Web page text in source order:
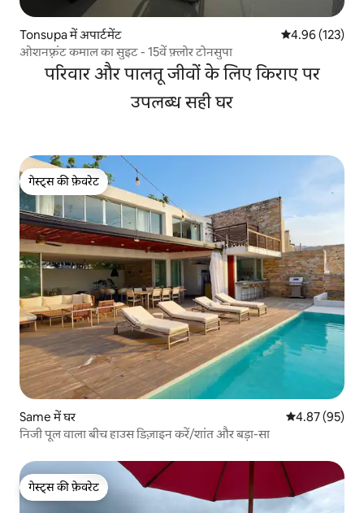
Tonsupa में अपार्टमेंट औसत रेटिंग 5 में से
4.96 (123)
ओशनफ़्रंट कमाल का सुइट - 15वें फ़्लोर टोनसुपा
परिवार और पालतू जीवों के लिए किराए पर
उपलब्ध सही घर
गेस्ट्स की फ़ेवरेट
गेस्ट्स की फ़ेवरेट
Same में घर औसत रेटिंग 5 में
4.87 (95)
निजी पूल वाला बीच हाउस डिज़ाइन करें/शांत और बड़ा-सा
गेस्ट्स की फ़ेवरेट
गेस्ट्स की फ़ेवरेट